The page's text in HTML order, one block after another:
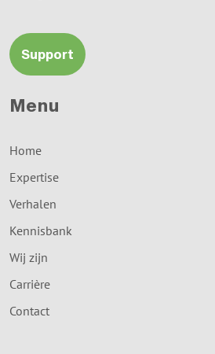
Support
Menu
Home
Expertise
Verhalen
Kennisbank
Wij zijn
Carrière
Contact